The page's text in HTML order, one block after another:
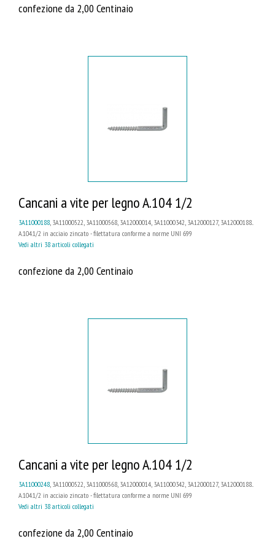
confezione da 2,00 Centinaio
Cancani a vite per legno A.104 1/2
3A11000188 , 3A11000522, 3A11000568, 3A12000014, 3A11000342, 3A12000127, 3A12000188...
A.104.1/2 in acciaio zincato - filettatura conforme a norme UNI 699
Vedi altri 38 articoli collegati
confezione da 2,00 Centinaio
Cancani a vite per legno A.104 1/2
3A11000248, 3A11000522, 3A11000568, 3A12000014, 3A11000342, 3A12000127, 3A12000188...
A.104.1/2 in acciaio zincato - filettatura conforme a norme UNI 699
Vedi altri 38 articoli collegati
confezione da 2,00 Centinaio